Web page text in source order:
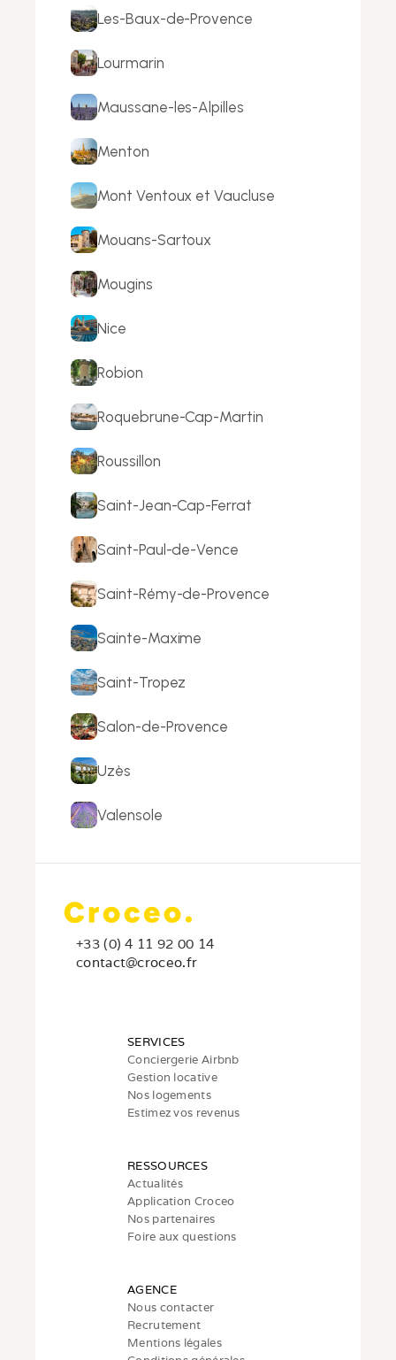
Les-Baux-de-Provence
Lourmarin
Maussane-les-Alpilles
Menton
Mont Ventoux et Vaucluse
Mouans-Sartoux
Mougins
Nice
Robion
Roquebrune-Cap-Martin
Roussillon
Saint-Jean-Cap-Ferrat
Saint-Paul-de-Vence
Saint-Rémy-de-Provence
Sainte-Maxime
Saint-Tropez
Salon-de-Provence
Uzès
Valensole
+33 (0) 4 11 92 00 14
contact@croceo.fr
SERVICES
Conciergerie Airbnb
Gestion locative
Nos logements
Estimez vos revenus
RESSOURCES
Actualités
Application Croceo
Nos partenaires
Foire aux questions
AGENCE
Nous contacter
Recrutement
Mentions légales